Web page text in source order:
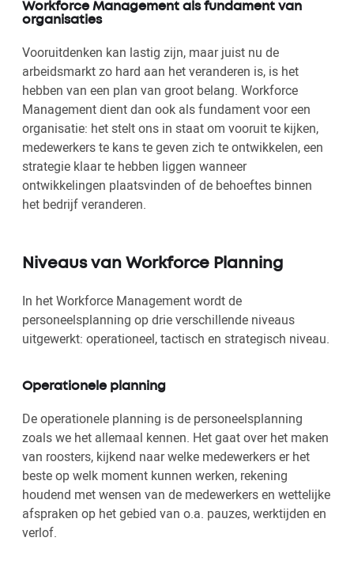
Workforce Management als fundament van
organisaties
Vooruitdenken kan lastig zijn, maar juist nu de
arbeidsmarkt zo hard aan het veranderen is, is het
hebben van een plan van groot belang. Workforce
Management dient dan ook als fundament voor een
organisatie: het stelt ons in staat om vooruit te kijken,
medewerkers te kans te geven zich te ontwikkelen, een
strategie klaar te hebben liggen wanneer
ontwikkelingen plaatsvinden of de behoeftes binnen
het bedrijf veranderen.
Niveaus van Workforce Planning
In het Workforce Management wordt de
personeelsplanning op drie verschillende niveaus
uitgewerkt: operationeel, tactisch en strategisch niveau.
Operationele planning
De operationele planning is de personeelsplanning
zoals we het allemaal kennen. Het gaat over het maken
van roosters, kijkend naar welke medewerkers er het
beste op welk moment kunnen werken, rekening
houdend met wensen van de medewerkers en wettelijke
afspraken op het gebied van o.a. pauzes, werktijden en
verlof.